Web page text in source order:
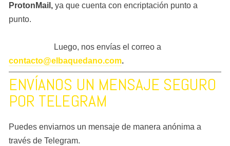
ProtonMail , ya que cuenta con encriptación punto a
punto.
contacto@elbaquedano.com.
ENVÍANOS UN MENSAJE SEGURO
POR TELEGRAM
Puedes enviarnos un mensaje de manera anónima a
través de Telegram.